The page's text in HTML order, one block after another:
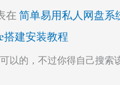
在简单易用私人网盘系
建安装教程
以的，不过你得自己搜索